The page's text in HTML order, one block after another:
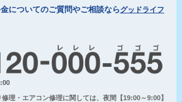
についてのご質問やご相談ならグッドライフ
理・エアコン修理に関しては、夜間【19:00～9:00】